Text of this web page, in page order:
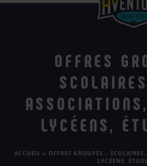
OFFRES
LYCÉENS,
ACCUEIL » OFFRES GROUPES –
LYCÉENS,